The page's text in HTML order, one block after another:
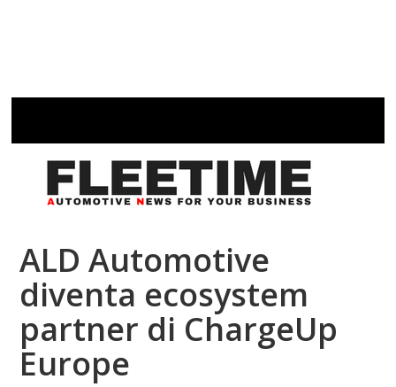
ALD Automotive
diventa ecosystem
partner di ChargeUp
Europe